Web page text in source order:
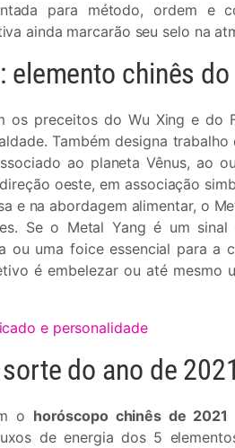
para método, ordem e
ainda marcarão seu selo na
elemento chinês do
os preceitos do Wu Xing e do
Também designa
ao planeta Vênus, ao
oeste, em associação
e na abordagem alimentar, o
Se o Metal Yang é um
ou uma foice essencial para a
é embelezar ou até mesmo
e personalidade
do ano de
o horóscopo chinês de 2021
de energia dos 5